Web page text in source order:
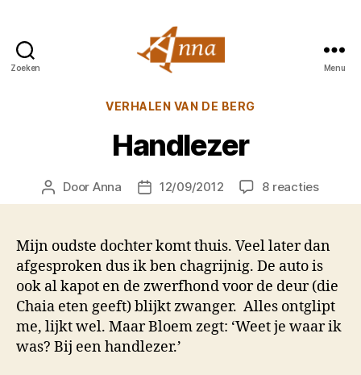
Zoeken
van
Menu
Categorieën
VERHALEN VAN DE BERG
Handlezer
Berichtauteur
Door Anna Berichtdatum
12/09/2012 8 reactiesop
Mijn oudste dochter komt thuis. Veel later dan
afgesproken dus ik ben chagrijnig. De auto is
ook al kapot en de zwerfhond voor de deur (die
Chaia eten geeft) blijkt zwanger. Alles ontglipt
me, lijkt wel. Maar Bloem zegt: ‘Weet je waar ik
was? Bij een handlezer.’